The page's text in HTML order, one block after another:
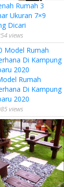
Rumah 3
Ukuran 7×9
Dicari
views
Rumah
Di Kampung
2020
views